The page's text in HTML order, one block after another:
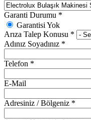
Garanti Durumu *
Garantisi Yok
Arıza Talep Konusu *
Adınız Soyadınız *
Telefon *
E-Mail
Adresiniz / Bölgeniz *